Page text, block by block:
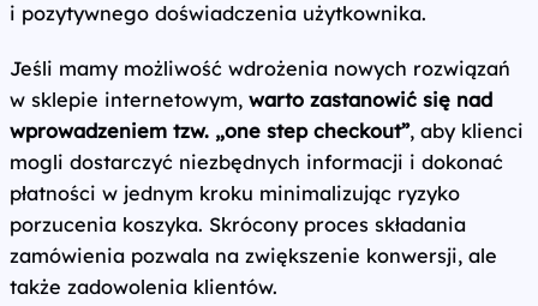
i pozytywnego doświadczenia użytkownika.
Jeśli mamy możliwość wdrożenia nowych rozwiązań
w sklepie internetowym, warto zastanowić się nad
wprowadzeniem tzw. „one step checkout”, aby klienci
mogli dostarczyć niezbędnych informacji i dokonać
płatności w jednym kroku minimalizując ryzyko
porzucenia koszyka. Skrócony proces składania
zamówienia pozwala na zwiększenie konwersji, ale
także zadowolenia klientów.